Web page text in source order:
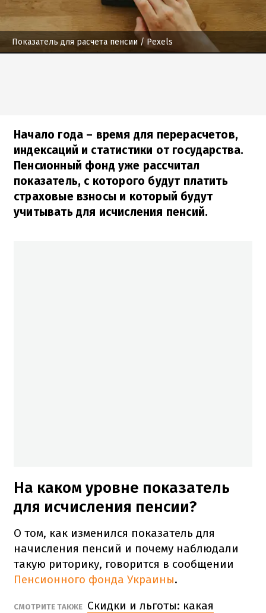
Показатель для расчета пенсии/ Pexels
Начало года – время для перерасчетов,
индексаций и статистики от государства.
Пенсионный фонд уже рассчитал
показатель, с которого будут платить
страховые взносы и который будут
учитывать для исчисления пенсий.
На каком уровне показатель
для исчисления пенсии?
О том, как изменился показатель для
начисления пенсий и почему наблюдали
такую риторику, говорится в сообщении
Пенсионного фонда Украины.
СМОТРИТЕ ТАКЖЕ Скидки и льготы: какая